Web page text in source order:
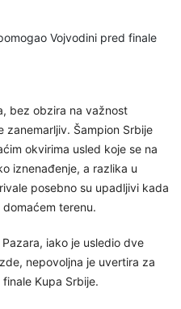
bez obzira na važnost
zanemarljiv. Šampion Srbije
okvirima usled koje se na
iznenađenje, a razlika u
posebno su upadljivi kada
terenu.
iako je usledio dve
nepovoljna je uvertira za
finale Kupa Srbije.